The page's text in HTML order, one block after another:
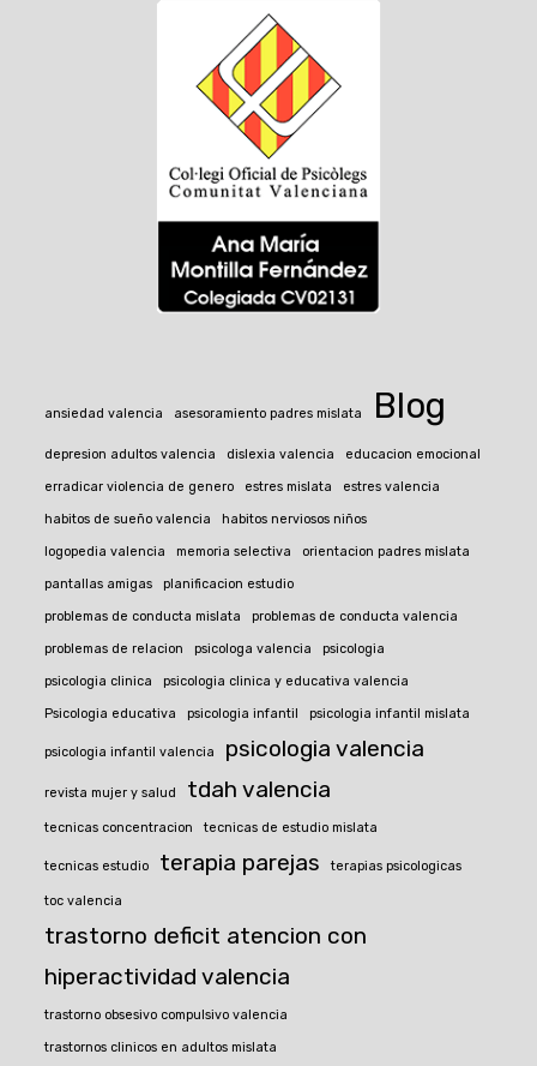
ansiedad valencia asesoramiento padres mislata Blog
depresion adultos valencia dislexia valencia educacion emocional
erradicar violencia de genero estres mislata estres valencia
habitos de sueño valencia habitos nerviosos niños
logopedia valencia memoria selectiva orientacion padres mislata
pantallas amigas planificacion estudio
problemas de conducta mislata problemas de conducta valencia
problemas de relacion psicologa valencia psicologia
psicologia clinica psicologia clinica y educativa valencia
Psicologia educativa psicologia infantil psicologia infantil mislata
psicologia infantil valencia psicologia valencia
revista mujer y salud tdah valencia
tecnicas concentracion tecnicas de estudio mislata
tecnicas estudio terapia parejas terapias psicologicas
toc valencia
trastorno deficit atencion con
hiperactividad valencia
trastorno obsesivo compulsivo valencia
trastornos clinicos en adultos mislata